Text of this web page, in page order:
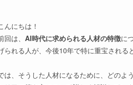
んにちは！
回は、 AI時代に求められる人材の特徴に
られる人が、今後10年で特に重宝される
は、そうした人材になるために、どのよ